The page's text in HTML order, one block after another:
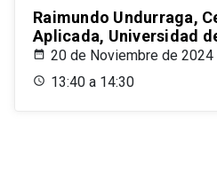
Raimundo Undurraga,
Aplicada, Universidad
20 de Noviembre de 2024
13:40 a 14:30